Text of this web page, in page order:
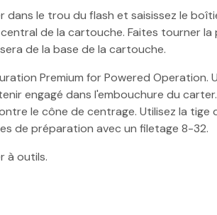
dans le trou du flash et saisissez le
de la cartouche. Faites tourner
de la base de la cartouche.
Premium for Powered
engagé dans l'embouchure du
le cône de centrage. Utilisez la
de préparation avec un filetage 8-32.
à outils.